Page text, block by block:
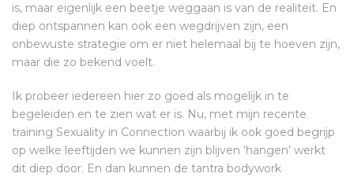
is, maar eigenlijk een beetje weggaan is van de realiteit. En
diep ontspannen kan ook een wegdrijven zijn, een
onbewuste strategie om er niet helemaal bij te hoeven zijn,
maar die zo bekend voelt.
Ik probeer iedereen hier zo goed als mogelijk in te
begeleiden en te zien wat er is. Nu, met mijn recente
training Sexuality in Connection waarbij ik ook goed begrijp
op welke leeftijden we kunnen zijn blijven ‘hangen’ werkt
dit diep door. En dan kunnen de tantra bodywork